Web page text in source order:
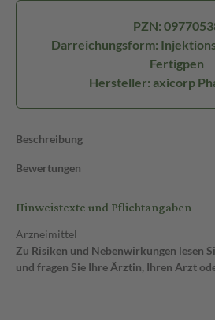
PZN:
Darreichungsform:
Fertigpen
Hersteller: axicorp
Beschreibung
Bewertungen
Hinweistexte und Pflichtangaben
Arzneimittel
Zu Risiken und Nebenwirkungen lesen
und fragen Sie Ihre Ärztin, Ihren Arzt